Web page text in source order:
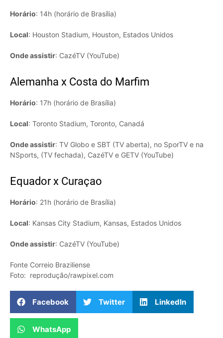
Horário: 14h (horário de Brasília)
Local: Houston Stadium, Houston, Estados Unidos
Onde assistir: CazéTV (YouTube)
Alemanha x Costa do Marfim
Horário: 17h (horário de Brasília)
Local: Toronto Stadium, Toronto, Canadá
Onde assistir: TV Globo e SBT (TV aberta), no SporTV e na
NSports, (TV fechada), CazéTV e GETV (YouTube)
Equador x Curaçao
Horário: 21h (horário de Brasília)
Local: Kansas City Stadium, Kansas, Estados Unidos
Onde assistir: CazéTV (YouTube)
Fonte Correio Braziliense
Foto: reprodução/rawpixel.com
Facebook Twitter LinkedIn
WhatsApp